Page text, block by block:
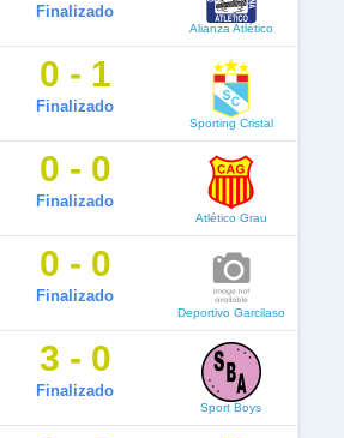
Finalizado
Alianza Atlético
0 - 1
Finalizado
Sporting Cristal
0 - 0
Finalizado
Atlético Grau
0 - 0
Finalizado
Deportivo Garcilaso
3 - 0
Finalizado
Sport Boys